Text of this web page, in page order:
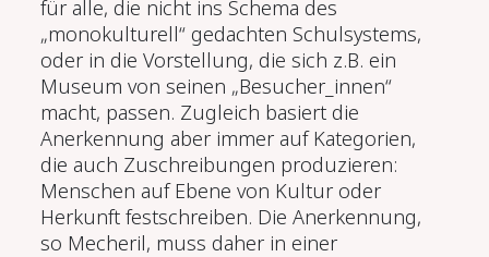
für alle, die nicht ins Schema des
„monokulturell“ gedachten Schulsystems,
oder in die Vorstellung, die sich z.B. ein
Museum von seinen „Besucher_innen“
macht, passen. Zugleich basiert die
Anerkennung aber immer auf Kategorien,
die auch Zuschreibungen produzieren:
Menschen auf Ebene von Kultur oder
Herkunft festschreiben. Die Anerkennung,
so Mecheril, muss daher in einer